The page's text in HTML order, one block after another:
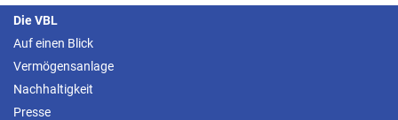
Die VBL
Auf einen Blick
Vermögensanlage
Nachhaltigkeit
Presse